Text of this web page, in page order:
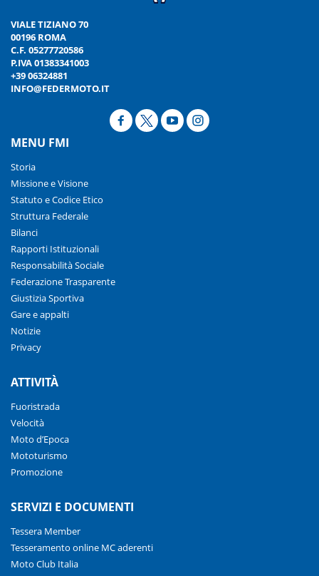
VIALE TIZIANO 70
00196 ROMA
C.F. 05277720586
P.IVA 01383341003
+39 06324881
INFO@FEDERMOTO.IT
MENU FMI
Storia
Missione e Visione
Statuto e Codice Etico
Struttura Federale
Bilanci
Rapporti Istituzionali
Responsabilità Sociale
Federazione Trasparente
Giustizia Sportiva
Gare e appalti
Notizie
Privacy
ATTIVITÀ
Fuoristrada
Velocità
Moto d’Epoca
Mototurismo
Promozione
SERVIZI E DOCUMENTI
Tessera Member
Tesseramento online MC aderenti
Moto Club Italia